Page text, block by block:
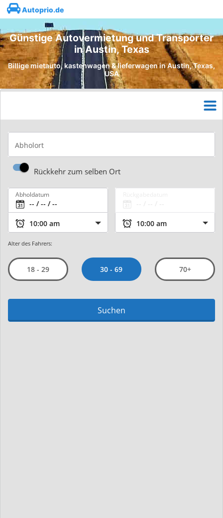
Autoprio.de
Günstige Autovermietung und Transporter
in Austin, Texas
Billige mietauto, kastenwagen & lieferwagen in Austin, Texas,
USA
Abholort
Rückkehr zum selben Ort
Abholdatum
Alter des Fahrers:
18 - 29 30 - 69 70+
Suchen